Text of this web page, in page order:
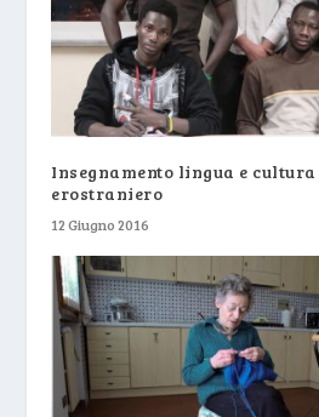
Insegnamento lingua e
erostraniero
12 Giugno 2016